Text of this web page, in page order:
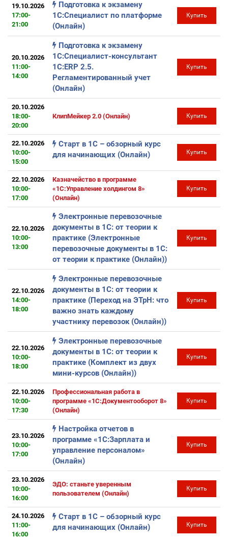
19.10.2026
17:00-
21:00
Подготовка к экзамену
1С:Специалист по платформе
(Онлайн)
Купить
20.10.2026
11:00-
14:00
Подготовка к экзамену
1С:Специалист-консультант
1С:ERP 2.5.
Регламентированный учет
(Онлайн)
Купить
20.10.2026
18:00-
20:00
КлипМейкер 2.0 (Онлайн) Купить
22.10.2026
10:00-
15:00
Старт в 1С – обзорный курс
для начинающих (Онлайн)
Купить
22.10.2026
10:00-
17:00
Казначейство в программе
«1С:Управление холдингом 8»
(Онлайн)
Купить
22.10.2026
10:00-
13:00
Электронные перевозочные
документы в 1С: от теории к
практике (Электронные
перевозочные документы в 1С:
от теории к практике (Онлайн))
Купить
22.10.2026
14:00-
18:00
Электронные перевозочные
документы в 1С: от теории к
практике (Переход на ЭТрН: что
важно знать каждому
участнику перевозок (Онлайн))
Купить
22.10.2026
10:00-
18:00
Электронные перевозочные
документы в 1С: от теории к
практике (Комплект из двух
мини-курсов (Онлайн))
Купить
22.10.2026
10:00-
17:30
Профессиональная работа в
программе «1С:Документооборот 8»
(Онлайн)
Купить
23.10.2026
10:00-
17:00
Настройка отчетов в
программе «1С:Зарплата и
управление персоналом»
(Онлайн)
Купить
23.10.2026
10:00-
16:00
ЭДО: станьте уверенным
пользователем (Онлайн)
Купить
24.10.2026
11:00-
16:00
Старт в 1С – обзорный курс
для начинающих (Онлайн)
Купить